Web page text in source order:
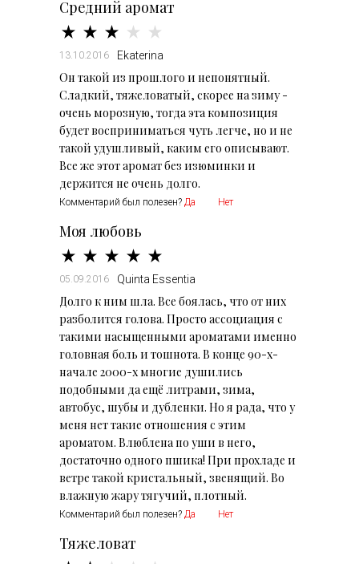
Средний аромат
13.10.2016 Ekaterina
Он такой из прошлого и непонятный.
Сладкий, тяжеловатый, скорее на зиму -
очень морозную, тогда эта композиция
будет восприниматься чуть легче, но и не
такой удушливый, каким его описывают.
Все же этот аромат без изюминки и
держится не очень долго.
Комментарий был полезен? Да Нет
Моя любовь
05.09.2016 Quinta Essentia
Долго к ним шла. Все боялась, что от них
разболится голова. Просто ассоциация с
такими насыщенными ароматами именно
головная боль и тошнота. В конце 90-х-
начале 2000-х многие душились
подобными да ещё литрами, зима,
автобус, шубы и дубленки. Но я рада, что у
меня нет такие отношения с этим
ароматом. Влюблена по уши в него,
достаточно одного пшика! При прохладе и
ветре такой кристальный, звенящий. Во
влажную жару тягучий, плотный.
Комментарий был полезен? Да Нет
Тяжеловат